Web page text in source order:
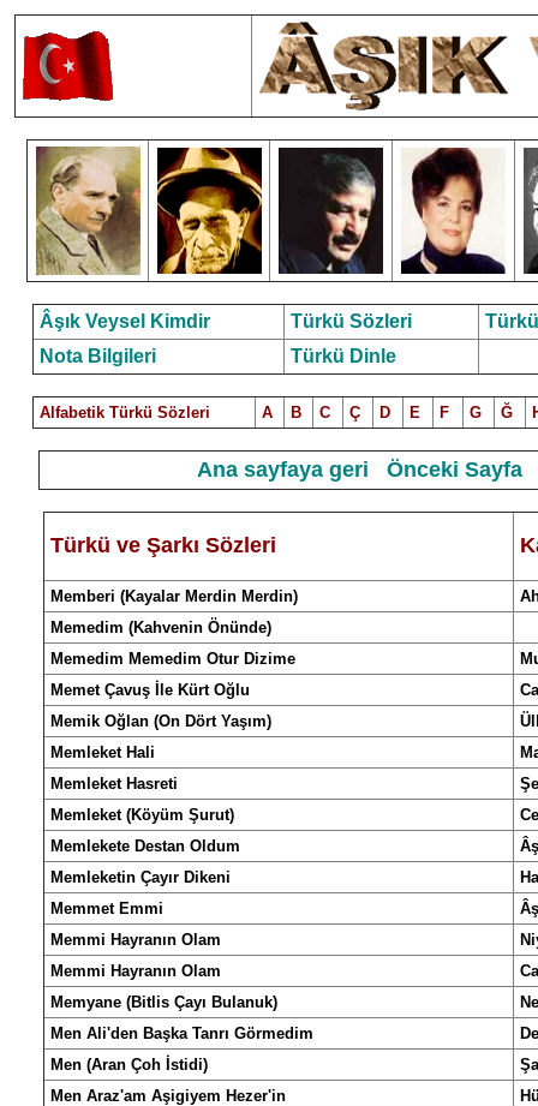
Âşık Veysel Kimdir Türkü Sözleri
Nota Bilgileri
Türkü Dinle
Alfabetik Türkü Sözleri A B C Ç D E F G Ğ
Ana sayfaya geri Önceki Sayfa
Türkü ve Şarkı Sözleri
Memberi (Kayalar Merdin Merdin)
Memedim (Kahvenin Önünde)
Memedim Memedim Otur Dizime
Memet Çavuş İle Kürt Oğlu
Memik Oğlan (On Dört Yaşım)
Memleket Hali
Memleket Hasreti
Memleket (Köyüm Şurut)
Memlekete Destan Oldum
Memleketin Çayır Dikeni
Memmet Emmi
Memmi Hayranın Olam
Memmi Hayranın Olam
Memyane (Bitlis Çayı Bulanuk)
Men Ali'den Başka Tanrı Görmedim
Men (Aran Çoh İstidi)
Men Araz'am Aşigiyem Hezer'in